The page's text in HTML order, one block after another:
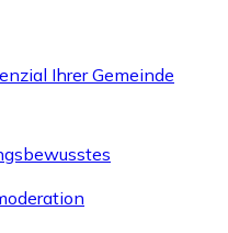
Ihrer Gemeinde